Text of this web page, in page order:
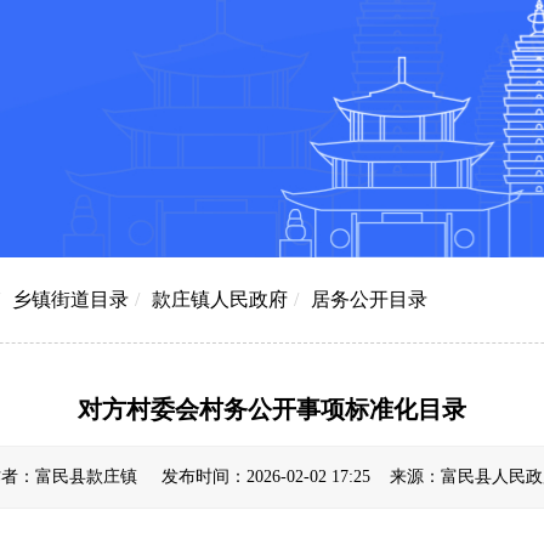
乡镇街道目录 / 款庄镇人民政府 / 居务公开目录
对方村委会村务公开事项标准化目录
：富民县款庄镇 发布时间：2026-02-02 17:25 来源：富民县人民